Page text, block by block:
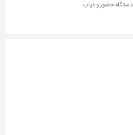
دستگاه حضور و غیاب